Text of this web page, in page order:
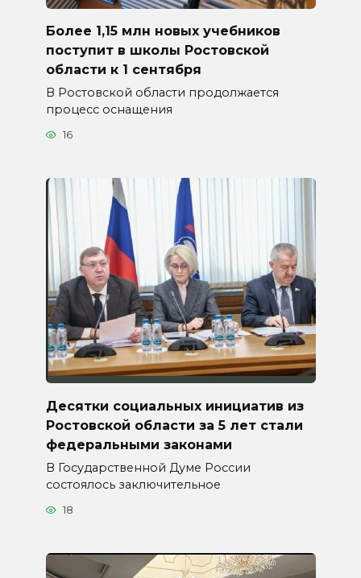
Более 1,15 млн новых учебников
поступит в школы Ростовской
области к 1 сентября
В Ростовской области продолжается
процесс оснащения
16
Десятки социальных инициатив из
Ростовской области за 5 лет стали
федеральными законами
В Государственной Думе России
состоялось заключительное
18